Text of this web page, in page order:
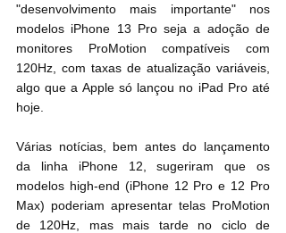
"desenvolvimento mais importante" nos
modelos iPhone 13 Pro seja a adoção de
monitores ProMotion compatíveis com
120Hz, com taxas de atualização variáveis,
algo que a Apple só lançou no iPad Pro até
hoje.
Várias notícias, bem antes do lançamento
da linha iPhone 12, sugeriram que os
modelos high-end (iPhone 12 Pro e 12 Pro
Max) poderiam apresentar telas ProMotion
de 120Hz, mas mais tarde no ciclo de